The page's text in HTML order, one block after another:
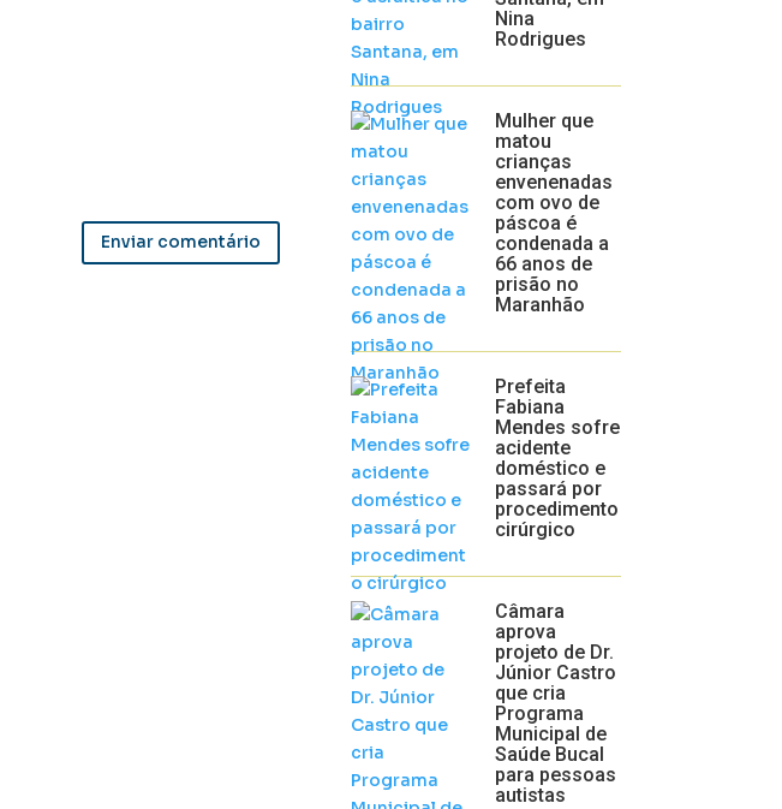
Enviar comentário
Nina
Rodrigues
Mulher que
matou
crianças
envenenadas
com ovo de
páscoa é
condenada a
66 anos de
prisão no
Maranhão
Prefeita
Fabiana
Mendes sofre
acidente
doméstico e
passará por
procedimento
cirúrgico
Câmara
aprova
projeto de Dr.
Júnior Castro
que cria
Programa
Municipal de
Saúde Bucal
para pessoas
autistas